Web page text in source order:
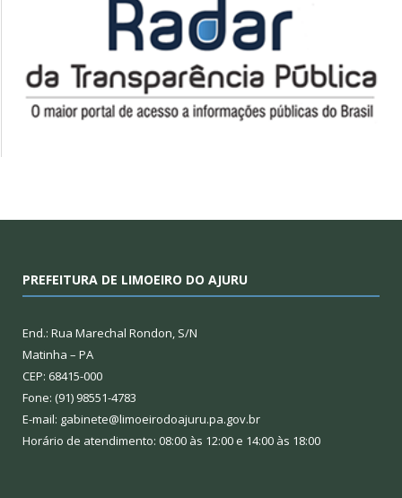
PREFEITURA DE LIMOEIRO DO AJURU
End.: Rua Marechal Rondon, S/N
Matinha – PA
CEP: 68415-000
Fone: (91) 98551-4783
E-mail: gabinete@limoeirodoajuru.pa.gov.br
Horário de atendimento: 08:00 às 12:00 e 14:00 às 18:00